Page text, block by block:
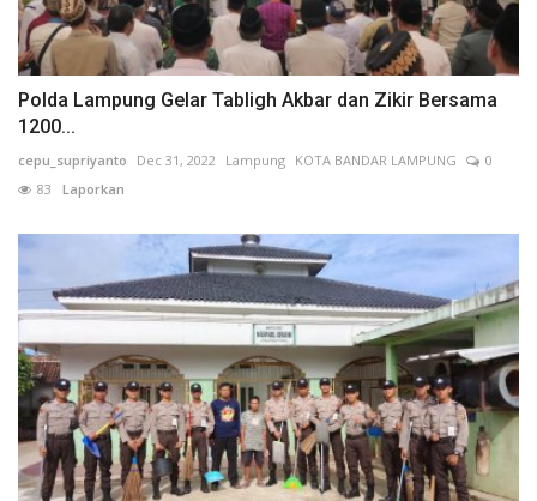
Polda Lampung Gelar Tabligh Akbar dan Zikir Bersama
1200...
cepu_supriyanto Dec 31, 2022 Lampung KOTA BANDAR LAMPUNG
0
83 Laporkan